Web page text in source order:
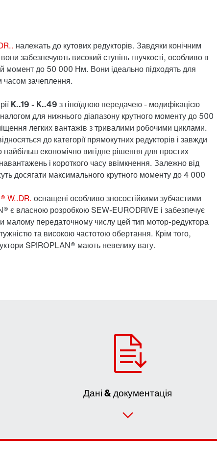
належать до кутових редукторів. Завдяки конічним
забезпечують високий ступінь гнучкості, особливо в
момент до 50 000 Нм. Вони ідеально підходять для
часом зачеплення.
K..19 - K..49 з гіпоїдною передачею - модифікацією
для нижнього діапазону крутного моменту до 500
легких вантажів з тривалими робочими циклами.
до категорії прямокутних редукторів і завжди
економічно вигідне рішення для простих
і короткого часу ввімкнення. Залежно від
досягати максимального крутного моменту до 4 000
W..DR. оснащені особливо зносостійкими зубчастими
є власною розробкою SEW-EURODRIVE і забезпечує
малому передаточному числу цей тип мотор-редуктора
та високою частотою обертання. Крім того,
SPIROPLAN® мають невелику вагу.
Дані & документація